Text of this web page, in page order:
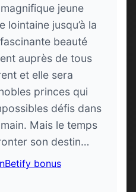
jeune
lointaine jusqu’à la
beauté
auprès de tous
et elle sera
princes qui
défis dans
Mais le temps
son destin…
Betify bonus